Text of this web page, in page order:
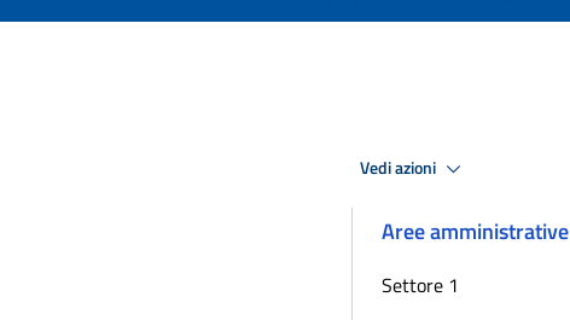
Vedi azioni
Aree amministrative
Settore 1